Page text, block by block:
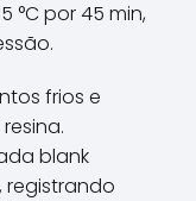
°C por 45 min,
frios e
blank
registrando